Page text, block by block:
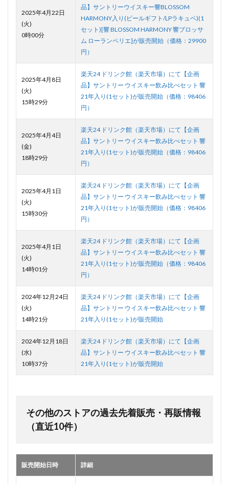
2025年4月22日
(火)
0時00分
品】サントリーウイスキー響BLOSSOM
HARMONY入り(ビールギフト/LPラキュベ)(1
セット)[響 BLOSSOM HARMONY 響ブロッサ
ム ローランペリエ]が販売開始（価格：29900
円）
2025年4月8日
(火)
15時29分
楽天24 ドリンク館（楽天市場）にて【企画
品】サントリー ウイスキー飲み比べセット 響
21年入り(1セット)が販売開始（価格：98406
円）
2025年4月4日
(金)
18時29分
楽天24 ドリンク館（楽天市場）にて【企画
品】サントリー ウイスキー飲み比べセット 響
21年入り(1セット)が販売開始（価格：98406
円）
2025年4月1日
(火)
15時30分
楽天24 ドリンク館（楽天市場）にて【企画
品】サントリー ウイスキー飲み比べセット 響
21年入り(1セット)が販売開始（価格：98406
円）
2025年4月1日
(火)
14時01分
楽天24 ドリンク館（楽天市場）にて【企画
品】サントリー ウイスキー飲み比べセット 響
21年入り(1セット)が販売開始（価格：98406
円）
2024年12月24日
(火)
14時21分
楽天24 ドリンク館（楽天市場）にて【企画
品】サントリー ウイスキー飲み比べセット 響
21年入り(1セット)が販売開始
2024年12月18日
(水)
10時37分
楽天24 ドリンク館（楽天市場）にて【企画
品】サントリー ウイスキー飲み比べセット 響
21年入り(1セット)が販売開始
その他のストアの過去先着販売・再販情報
（直近10件）
販売開始日時 詳細